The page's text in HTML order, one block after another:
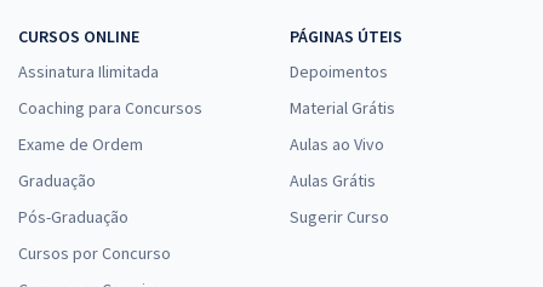
CURSOS ONLINE
Assinatura Ilimitada
Coaching para Concursos
Exame de Ordem
Graduação
Pós-Graduação
Cursos por Concurso
PÁGINAS ÚTEIS
Depoimentos
Material Grátis
Aulas ao Vivo
Aulas Grátis
Sugerir Curso